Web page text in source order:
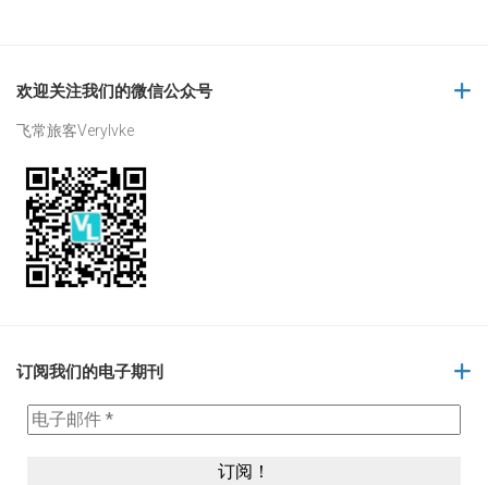
欢迎关注我们的微信公众号
飞常旅客Verylvke
订阅我们的电子期刊